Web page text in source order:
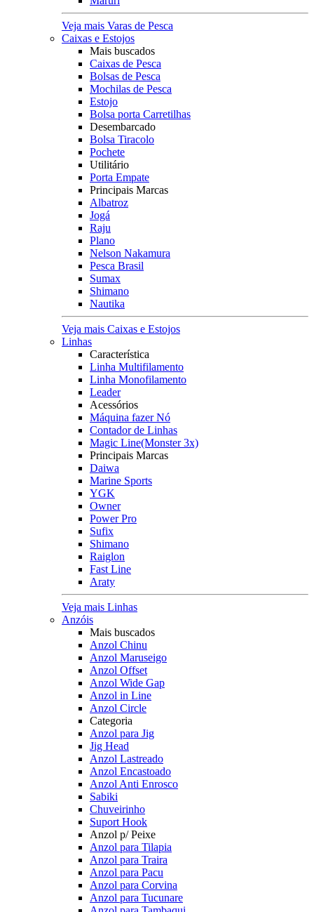
Veja mais Varas de Pesca
Caixas e Estojos
Mais buscados
Caixas de Pesca
Bolsas de Pesca
Mochilas de Pesca
Estojo
Bolsa porta Carretilhas
Desembarcado
Bolsa Tiracolo
Pochete
Utilitário
Porta Empate
Principais Marcas
Albatroz
Jogá
Raju
Plano
Nelson Nakamura
Pesca Brasil
Sumax
Shimano
Nautika
Veja mais Caixas e Estojos
Linhas
Característica
Linha Multifilamento
Linha Monofilamento
Leader
Acessórios
Máquina fazer Nó
Contador de Linhas
Magic Line(Monster 3x)
Principais Marcas
Daiwa
Marine Sports
YGK
Owner
Power Pro
Sufix
Shimano
Raiglon
Fast Line
Araty
Veja mais Linhas
Anzóis
Mais buscados
Anzol Chinu
Anzol Maruseigo
Anzol Offset
Anzol Wide Gap
Anzol in Line
Anzol Circle
Categoria
Anzol para Jig
Jig Head
Anzol Lastreado
Anzol Encastoado
Anzol Anti Enrosco
Sabiki
Chuveirinho
Suport Hook
Anzol p/ Peixe
Anzol para Tilapia
Anzol para Traira
Anzol para Pacu
Anzol para Corvina
Anzol para Tucunare